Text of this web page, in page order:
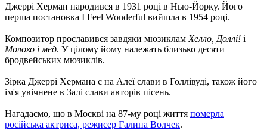
Джеррі Херман народився в 1931 році в Нью-Йорку. Його
перша постановка I Feel Wonderful вийшла в 1954 році.
Композитор прославився завдяки мюзиклам Хелло, Доллі! і
Молоко і мед. У цілому йому належать близько десяти
бродвейських мюзиклів.
Зірка Джеррі Хермана є на Алеї слави в Голлівуді, також його
ім'я увічнене в Залі слави авторів пісень.
Нагадаємо, що в Москві на 87-му році життя померла
російська актриса, режисер Галина Волчек.